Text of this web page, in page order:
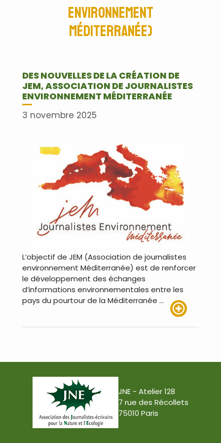
environnement
Méditerranée)
DES NOUVELLES DE LA CRÉATION DE
JEM, ASSOCIATION DE JOURNALISTES
ENVIRONNEMENT MÉDITERRANÉE
3 novembre 2025
L’objectif de JEM (Association de journalistes
environnement Méditerranée) est de renforcer
le développement des échanges
d’informations environnementales entre les
pays du pourtour de la Méditerranée …
JNE - Atelier 128
7 rue des Récollets
75010 Paris